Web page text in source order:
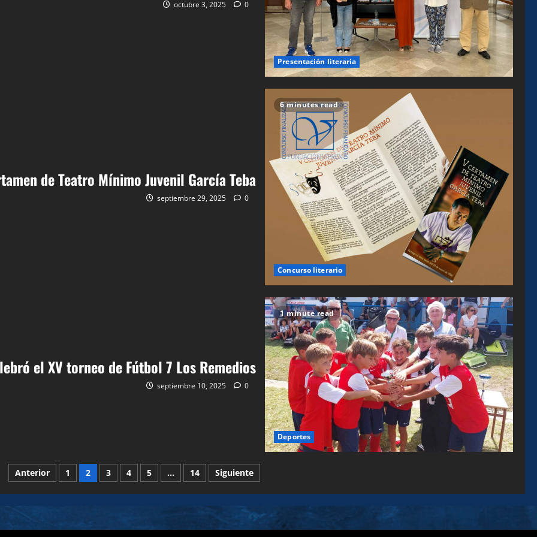
Presentación literaria
octubre 3, 2025 0
6 minutes read
Concurso literario
de Teatro Mínimo Juvenil García Teba
septiembre 29, 2025 0
1 minute read
Deportes
el XV torneo de Fútbol 7 Los Remedios
septiembre 10, 2025 0
Paginación
de
entradas
Anterior 1 2 3 4 5 … 14 Siguiente